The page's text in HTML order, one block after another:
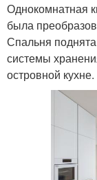
Однокомнатная
была
Спальня
системы
островной кухне.